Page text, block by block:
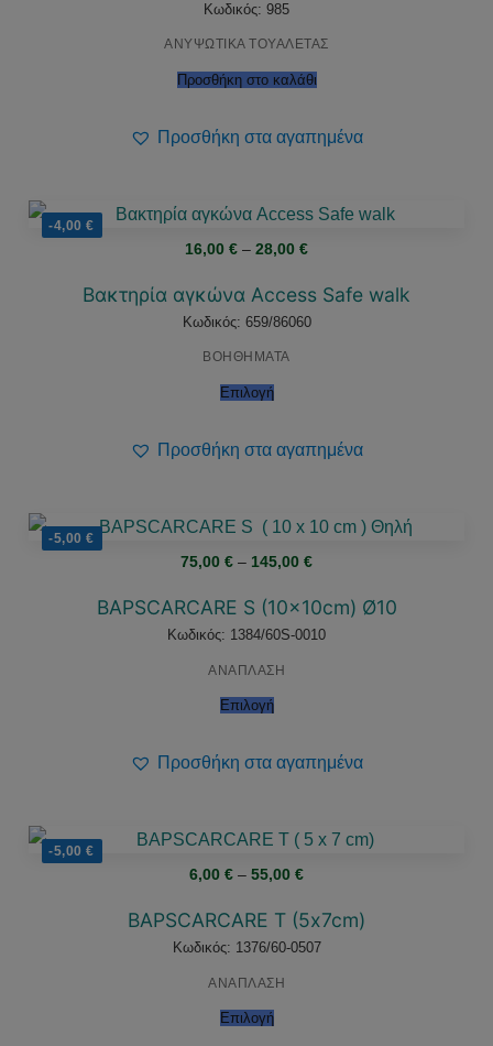
Κωδικός: 985
ΑΝΥΨΩΤΙΚΑ ΤΟΥΑΛΕΤΑΣ
Προσθήκη στο καλάθι
Προσθήκη στα αγαπημένα
-4,00€
16,00 € – 28,00 €Price
through
28,00 €
Βακτηρία αγκώνα Access Safe walk
Κωδικός: 659/86060
ΒΟΗΘΗΜΑΤΑ
Επιλογή
Προσθήκη στα αγαπημένα
-5,00€
75,00 € – 145,00 €Price
through
145,00 €
BAPSCARCARE S (10x10cm) Ø10
Κωδικός: 1384/60S-0010
ΑΝΑΠΛΑΣΗ
Επιλογή
Προσθήκη στα αγαπημένα
-5,00€
6,00 € – 55,00 €Price
through
55,00 €
BAPSCARCARE Τ (5x7cm)
Κωδικός: 1376/60-0507
ΑΝΑΠΛΑΣΗ
Επιλογή